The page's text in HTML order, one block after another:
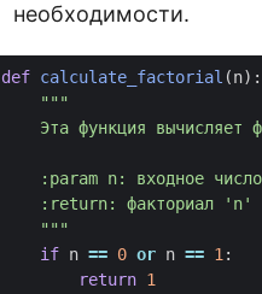
необходимости.
def calculate_factorial (n):
    """
if n == 0 or n == 1:
return 1